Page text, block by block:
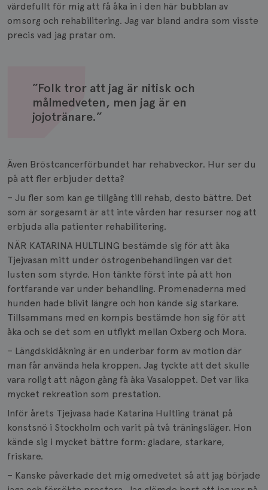
värdefullt för mig att få åka in i den här bubblan av
omsorg och rehabilitering. Jag var bland andra som visste
precis vad jag pratar om.
”Folk tror att jag är nitisk och
målmedveten, men jag är en
jojotränare.”
Även Bröstcancerförbundet har rehabveckor. Hur ser du
på att fler erbjuder detta?
– Ju fler som kan ge tillgång till rehab, desto bättre. Det
som är sorgesamt är att inte vården har resurser nog att
erbjuda alla patienter rehabilitering.
NÄR KATARINA HULTLING bestämde sig för att åka
Tjejvasan mitt under östrogenbehandlingen var det
lusten som styrde. Hon tänkte först inte på att hon
fortfarande var under behandling. Promenaderna med
hunden hade blivit längre och hon kände sig starkare.
Tillsammans med en kompis bestämde hon sig för att
åka och se det som en utflykt mellan Oxberg och Mora.
– Längdskidåkning är en underbar form av motion där
man får använda hela kroppen. Jag tyckte att det skulle
vara roligt att någon gång få åka Vasaloppet. Det var lika
mycket rekreation som prestation.
Inför årets Tjejvasa hade Katarina Hultling tränat på
konstsnö i Stockholm och varit på två träningsläger. Hon
kände sig i mycket bättre form: gladare, starkare,
friskare.
– Kanske påverkade det mig omedvetet så att jag började